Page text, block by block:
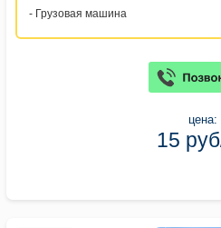
- Грузовая машина
цена:
15